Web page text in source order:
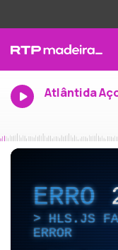
Atlântida
ERRO
HLS.JS
ERROR